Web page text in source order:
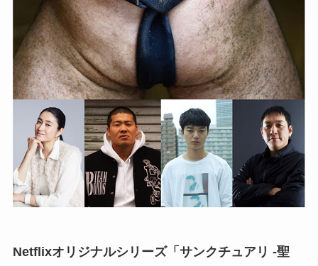
Netflixオリジナルシリーズ「サンクチュアリ -聖